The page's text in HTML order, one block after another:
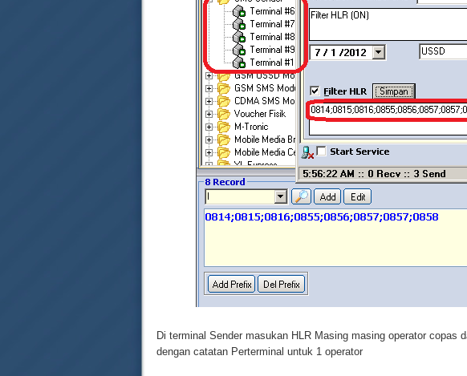
Di terminal Sender masukan HLR Masing masing operator copas
dengan catatan Perterminal untuk 1 operator